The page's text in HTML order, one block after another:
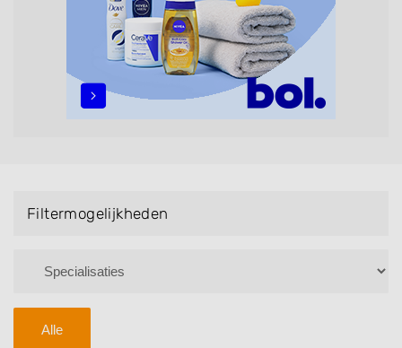
permanent, een bruidkapsel, make-up & visagie,
epileren, schoonheidsbehandelingen, het trimmen van
een baard en pruiken. U kunt de zoekresultaten
filteren met behulp van de specialisatie filter en u
Filtermogelijkheden
Alle